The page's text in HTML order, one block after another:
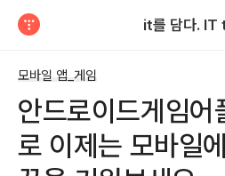
it를 담다.
모바일 앱_게임
안드로이드게임
로 이제는 모바일